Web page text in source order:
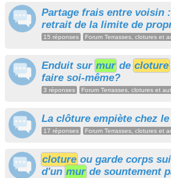
Partage frais entre voisin
retrait de la limite de
15 réponses Forum Terrasses, clotures et
Enduit sur mur de cloture
faire soi-même?
3 réponses Forum Terrasses, clotures et
La clôture empiète chez
17 réponses Forum Terrasses, clotures et
cloture ou garde corps
d'un mur de sountement